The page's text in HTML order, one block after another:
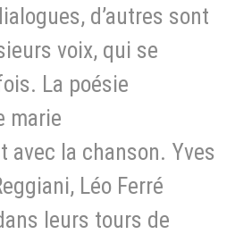
d’autres sont
voix, qui se
La poésie
marie
avec la chanson. Yves
Léo Ferré
leurs tours de